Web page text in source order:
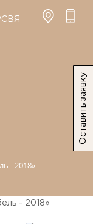
- 2018»
Оставить заявку